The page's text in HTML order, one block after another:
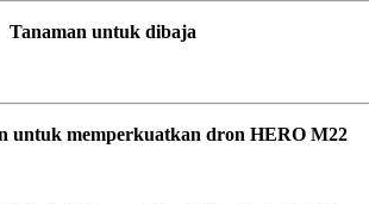
Tanaman untuk dibaja
untuk memperkuatkan dron HERO M22